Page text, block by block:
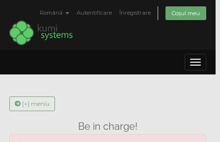
Română Autentificare Înregistrare Coșul meu
Toggle
[+] meniu
Be in charge!